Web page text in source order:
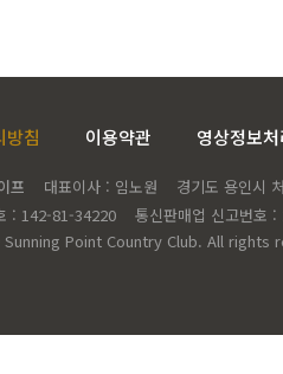
방침 이용약관 영상정보
프 대표이사 : 임노원
경기도 용인시
: 142-81-34220
통신판매업 신고번호
Point Country Club. All rights